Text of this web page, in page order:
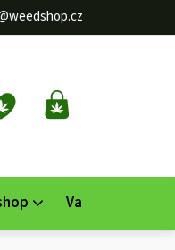
weedshop.cz
NÁKUPNÍ
KOŠÍK
Vaporizéry